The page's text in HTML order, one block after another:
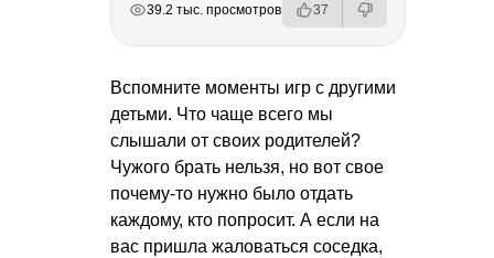
39.2 тыс. просмотров 37
Вспомните моменты игр с другими
детьми. Что чаще всего мы
слышали от своих родителей?
Чужого брать нельзя, но вот свое
почему-то нужно было отдать
каждому, кто попросит. А если на
вас пришла жаловаться соседка,